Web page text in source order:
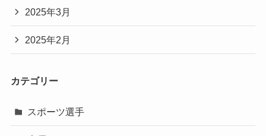
2025年3月
2025年2月
カテゴリー
スポーツ選手